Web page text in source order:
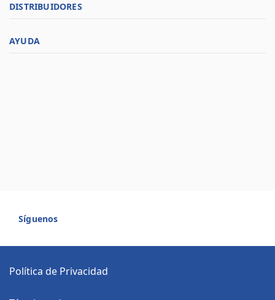
DISTRIBUIDORES
AYUDA
Síguenos
Política de Privacidad